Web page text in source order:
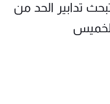
تدابير الحد من